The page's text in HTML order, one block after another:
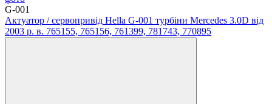
G-001
Актуатор / сервопривід Hella G-001 турбіни Mercedes 3.0D від
2003 р. в. 765155, 765156, 761399, 781743, 770895